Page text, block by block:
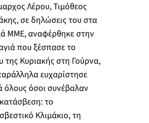
Λέρου, Τιμόθεος
σε δηλώσεις του στα
ΜΜΕ, αναφέρθηκε στην
που ξέσπασε το
της Κυριακής στη Γούρνα,
ευχαρίστησε
όλους όσοι συνέβαλαν
το
Κλιμάκιο, τη